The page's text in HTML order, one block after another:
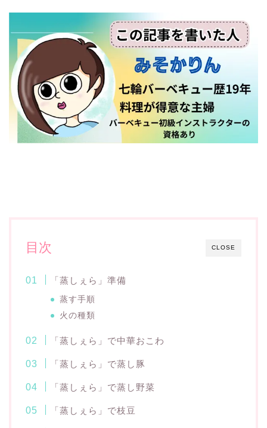
CLOSE
目次
「蒸しぇら」準備
蒸す手順
火の種類
「蒸しぇら」で中華おこわ
「蒸しぇら」で蒸し豚
「蒸しぇら」で蒸し野菜
「蒸しぇら」で枝豆